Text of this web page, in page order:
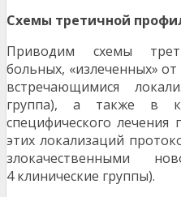
Схемы третичной
Приводим схемы
больных, «излеченных» от
встречающимися
группа), а также в
специфического
этих локализаций
злокачественными
4 клинические группы).